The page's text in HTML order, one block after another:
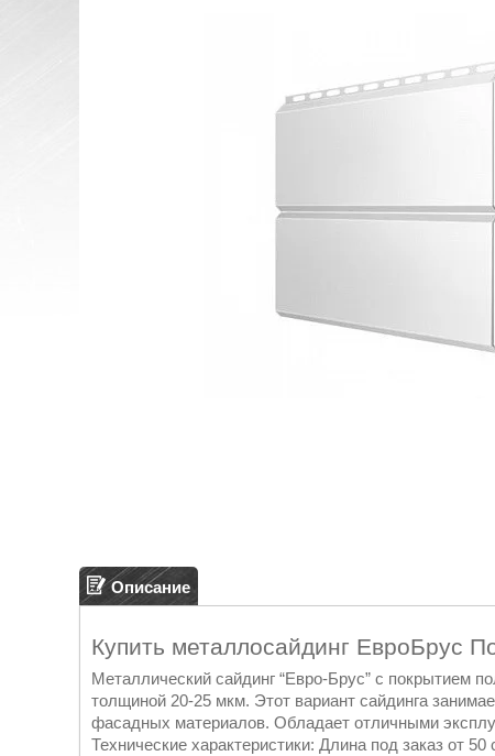
Описание
Купить металлосайдинг ЕвроБрус
Металлический сайдинг “Евро-Брус” с покрытием
толщиной 20-25 мкм. Этот вариант сайдинга
фасадных материалов. Обладает отличными
Технические характеристики: Длина под заказ от